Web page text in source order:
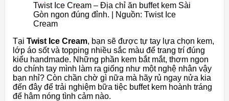
Twist Ice Cream – Địa chỉ ăn buffet kem Sài
Gòn ngon đúng đỉnh. | Nguồn: Twist Ice
Cream
Tại Twist Ice Cream, bạn sẽ được tự tay lựa chọn kem,
lớp áo sốt và topping nhiều sắc màu để trang trí đúng
kiểu handmade. Những phần kem bắt mắt, thơm ngon
do chính tay mình làm ra giống như một nghệ nhân vậy
bạn nhỉ? Còn chần chờ gì nữa mà hãy rủ ngay nửa kia
đến đây để trải nghiệm bữa tiệc buffet kem hoành tráng
để hâm nóng tình cảm nào.